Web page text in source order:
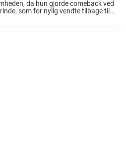
da hun gjorde comeback ved
som for nylig vendte tilbage til